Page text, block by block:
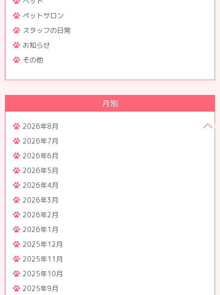
ペットサロン
スタッフの日常
お知らせ
その他
月別
2026年8月
2026年7月
2026年6月
2026年5月
2026年4月
2026年3月
2026年2月
2026年1月
2025年12月
2025年11月
2025年10月
2025年9月